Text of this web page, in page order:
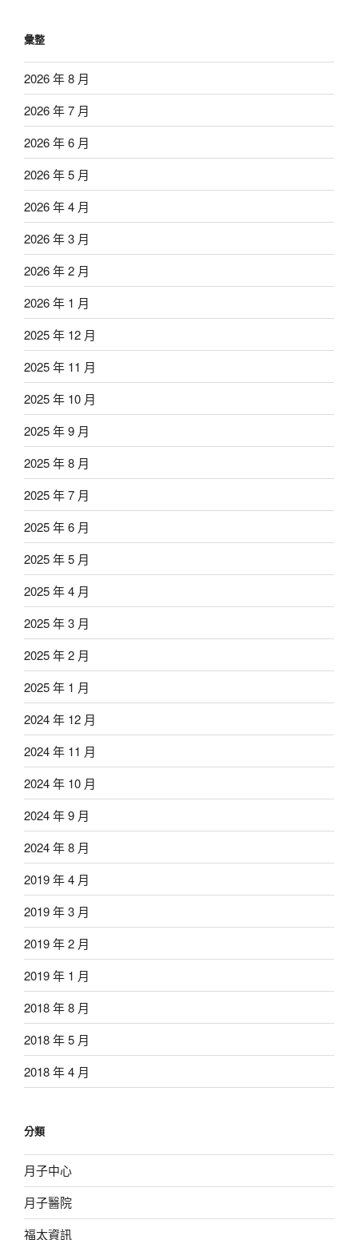
彙整
2026 年 8 月
2026 年 7 月
2026 年 6 月
2026 年 5 月
2026 年 4 月
2026 年 3 月
2026 年 2 月
2026 年 1 月
2025 年 12 月
2025 年 11 月
2025 年 10 月
2025 年 9 月
2025 年 8 月
2025 年 7 月
2025 年 6 月
2025 年 5 月
2025 年 4 月
2025 年 3 月
2025 年 2 月
2025 年 1 月
2024 年 12 月
2024 年 11 月
2024 年 10 月
2024 年 9 月
2024 年 8 月
2019 年 4 月
2019 年 3 月
2019 年 2 月
2019 年 1 月
2018 年 8 月
2018 年 5 月
2018 年 4 月
分類
月子中心
月子醫院
福太資訊